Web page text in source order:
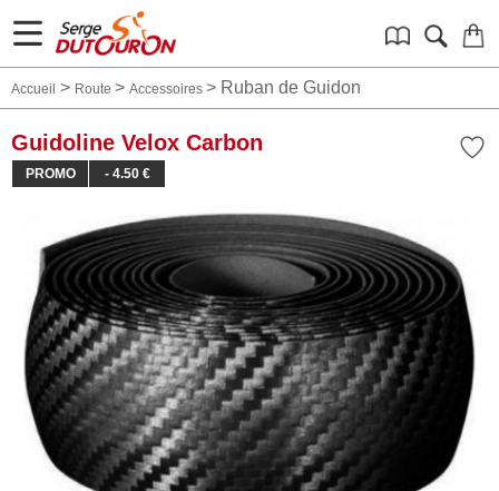
Accueil > Route > Accessoires > Ruban de Guidon
Guidoline Velox Carbon
PROMO - 4.50 €